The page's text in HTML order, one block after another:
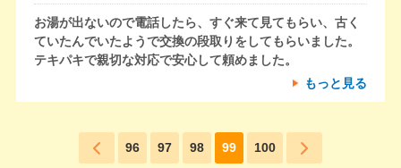
お湯が出ないので電話したら、すぐ来て見てもらい、古く
ていたんでいたようで交換の段取りをしてもらいました。
テキパキで親切な対応で安心して頼めました。
もっと見る
96 97 98 99 100